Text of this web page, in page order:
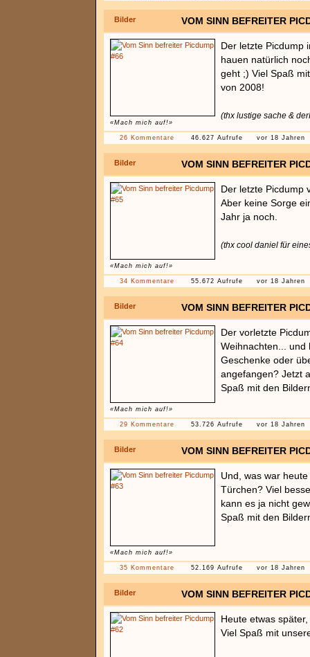
Bilder VOM SINN BEFREITER
«Mach mich auf!»
Der letzte Picdump
hauen natürlich
geht ;) Viel Spaß
von 2008!
(thx lustige sache &
26 Kommentare 46.627 Aufrufe vor 18 Jahren
Bilder VOM SINN BEFREITER
«Mach mich auf!»
Der letzte Picdump
Aber keine Sorge
Jahr ja noch.
(thx cool daniel für
34 Kommentare 55.672 Aufrufe vor 18 Jahren
Bilder VOM SINN BEFREITER
«Mach mich auf!»
Der vorletzte
Weihnachten... und
Geschenke oder
angefangen? Jetzt
Spaß mit den
29 Kommentare 53.726 Aufrufe vor 18 Jahren
Bilder VOM SINN BEFREITER
«Mach mich auf!»
Und, was war
Türchen? Viel
kann es ja nicht
Spaß mit den
35 Kommentare 52.169 Aufrufe vor 18 Jahren
Bilder VOM SINN BEFREITER
Heute etwas
Viel Spaß mit